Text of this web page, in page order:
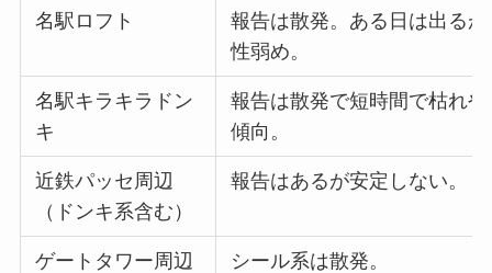
名駅ロフト
報告は散発。ある日は出る
性弱め。
名駅キラキラドン
キ
報告は散発で短時間で枯れ
傾向。
近鉄パッセ周辺
（ドンキ系含む）
報告はあるが安定しない。
ゲートタワー周辺
シール系は散発。